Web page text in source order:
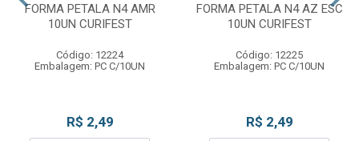
FORMA PETALA N4 AMR
10UN CURIFEST
Código: 12224
Embalagem: PC C/10UN
R$ 2,49
FORMA PETALA N4 AZ ESC
10UN CURIFEST
Código: 12225
Embalagem: PC C/10UN
R$ 2,49